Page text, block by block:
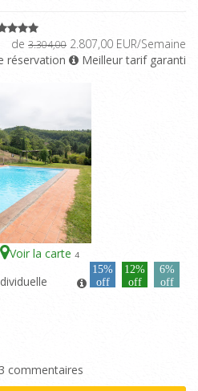
de 3.304,00 2.807,00 EUR/Semaine
réservation
Meilleur tarif garanti
Voir la carte 4
15%
off
12%
off
6%
off
commentaires